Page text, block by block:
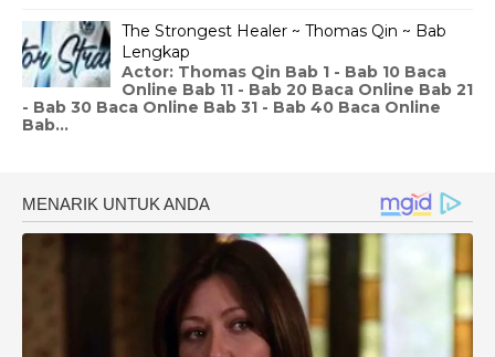
The Strongest Healer ~ Thomas Qin ~ Bab
Lengkap
Actor: Thomas Qin Bab 1 - Bab 10 Baca
Online Bab 11 - Bab 20 Baca Online Bab 21
- Bab 30 Baca Online Bab 31 - Bab 40 Baca Online
Bab...